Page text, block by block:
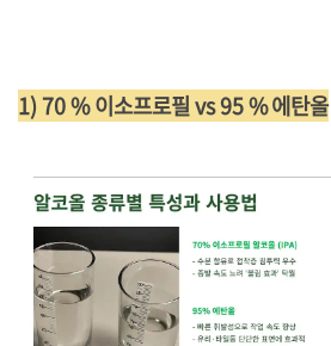
1) 70 % 이소프로필 vs 95 % 에탄올